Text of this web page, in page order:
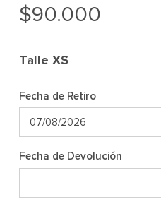
$90.000
Talle XS
Fecha de Retiro
Fecha de Devolución